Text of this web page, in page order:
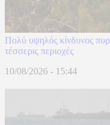
Πολύ υψηλός κίνδυνος
τέσσερις περιοχές
10/08/2026 - 15:44